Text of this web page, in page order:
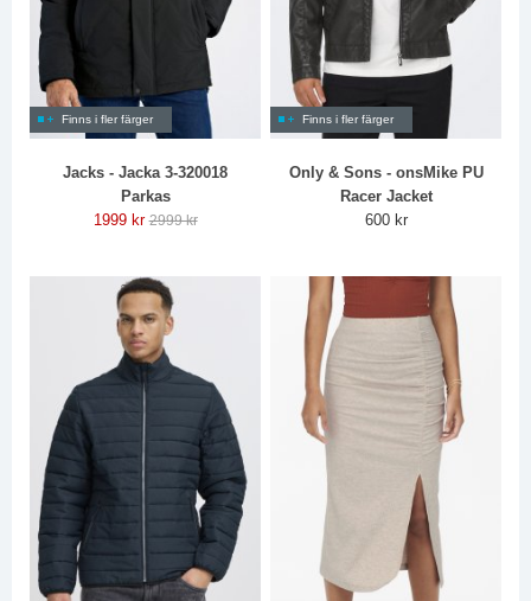
Finns i fler färger
Jacks - Jacka 3-320018
Parkas
1999 kr 2999 kr
Finns i fler färger
Only & Sons - onsMike PU
Racer Jacket
600 kr